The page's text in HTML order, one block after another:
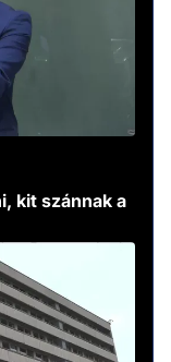
kit szánnak a